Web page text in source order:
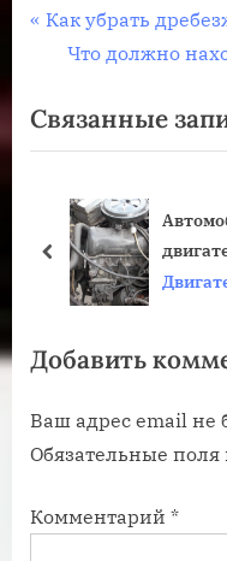
Навигация
записям
П
д
ы
щ
з
п
и
ь
Как убрать
С
е
д
ю
щ
а
з
п
и
ь
Что должно
Связанные
пред
Добавить
Ваш адрес email не
Обязательные
Комментарий *